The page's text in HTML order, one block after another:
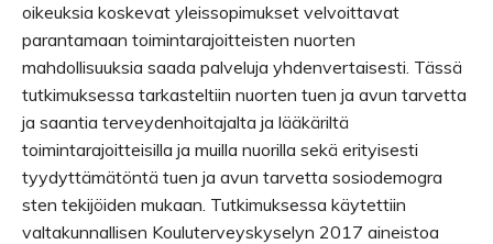
oikeuksia koskevat yleissopimukset velvoittavat
parantamaan toimintarajoitteisten nuorten
mahdollisuuksia saada palveluja yhdenvertaisesti. Tässä
tutkimuksessa tarkasteltiin nuorten tuen ja avun tarvetta
ja saantia terveydenhoitajalta ja lääkäriltä
toimintarajoitteisilla ja muilla nuorilla sekä erityisesti
tyydyttämätöntä tuen ja avun tarvetta sosiodemogra
sten tekijöiden mukaan. Tutkimuksessa käytettiin
valtakunnallisen Kouluterveyskyselyn 2017 aineistoa